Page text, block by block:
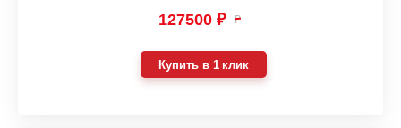
127500 ₽ ₽
Купить в 1 клик